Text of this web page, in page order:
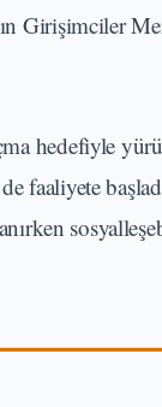
Girişimciler
hedefiyle
faaliyete